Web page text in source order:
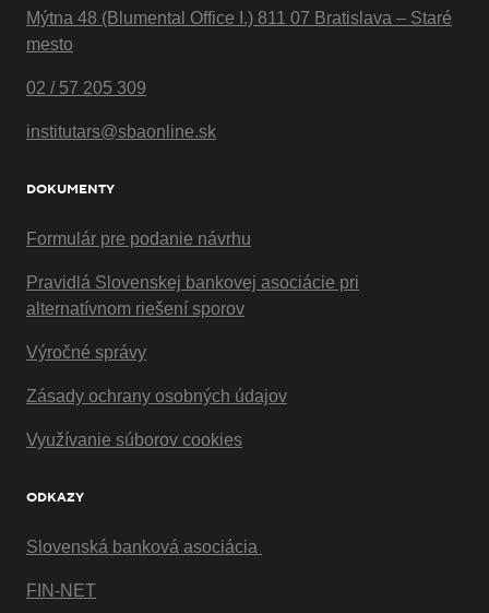
Mýtna 48 (Blumental Office I.) 811 07 Bratislava – Staré
mesto
02 / 57 205 309
institutars@sbaonline.sk
DOKUMENTY
Formulár pre podanie návrhu
Pravidlá Slovenskej bankovej asociácie pri
alternatívnom riešení sporov
Výročné správy
Zásady ochrany osobných údajov
Využívanie súborov cookies
ODKAZY
Slovenská banková asociácia
FIN-NET